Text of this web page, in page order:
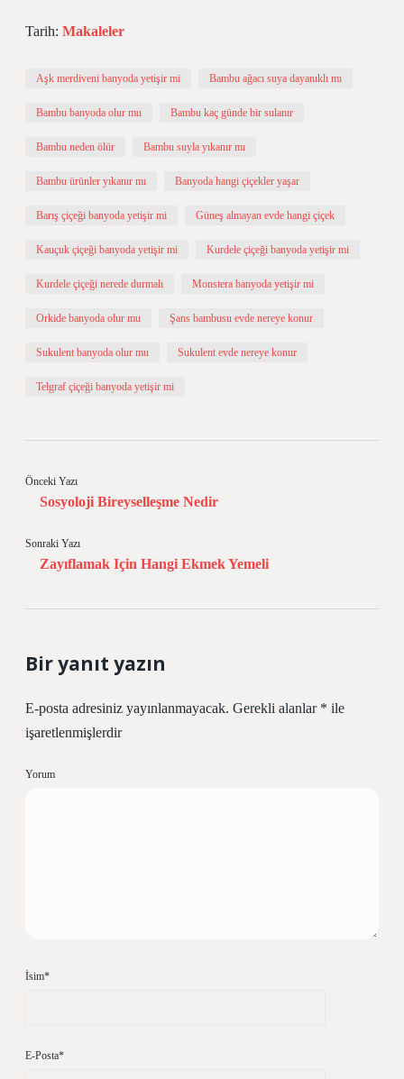
Tarih: Makaleler
Aşk merdiveni banyoda yetişir mi Bambu ağacı suya dayanıklı mı
Bambu banyoda olur mu Bambu kaç günde bir sulanır
Bambu neden ölür Bambu suyla yıkanır mı
Bambu ürünler yıkanır mı Banyoda hangi çiçekler yaşar
Barış çiçeği banyoda yetişir mi Güneş almayan evde hangi çiçek
Kauçuk çiçeği banyoda yetişir mi Kurdele çiçeği banyoda yetişir mi
Kurdele çiçeği nerede durmalı Monstera banyoda yetişir mi
Orkide banyoda olur mu Şans bambusu evde nereye konur
Sukulent banyoda olur mu Sukulent evde nereye konur
Telgraf çiçeği banyoda yetişir mi
Önceki Yazı
Sosyoloji Bireyselleşme Nedir
Sonraki Yazı
Zayıflamak Için Hangi Ekmek Yemeli
Bir yanıt yazın
E-posta adresiniz yayınlanmayacak. Gerekli alanlar * ile
işaretlenmişlerdir
Yorum
İsim*
E-Posta*